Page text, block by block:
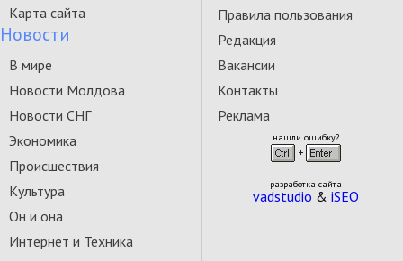
Карта сайта
Новости
В мире
Новости Молдова
Новости СНГ
Экономика
Происшествия
Культура
Он и она
Интернет и Техника
Правила пользования
Редакция
Вакансии
Контакты
Реклама
нашли ошибку?
разработка сайта
vadstudio & iSEO